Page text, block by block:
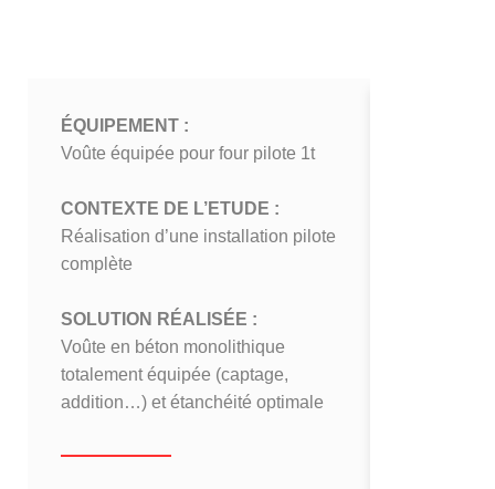
ÉQUIPEMENT :
Voûte équipée pour four pilote 1t
CONTEXTE DE L’ETUDE :
Réalisation d’une installation pilote
complète
SOLUTION RÉALISÉE :
Voûte en béton monolithique
totalement équipée (captage,
addition…) et étanchéité optimale